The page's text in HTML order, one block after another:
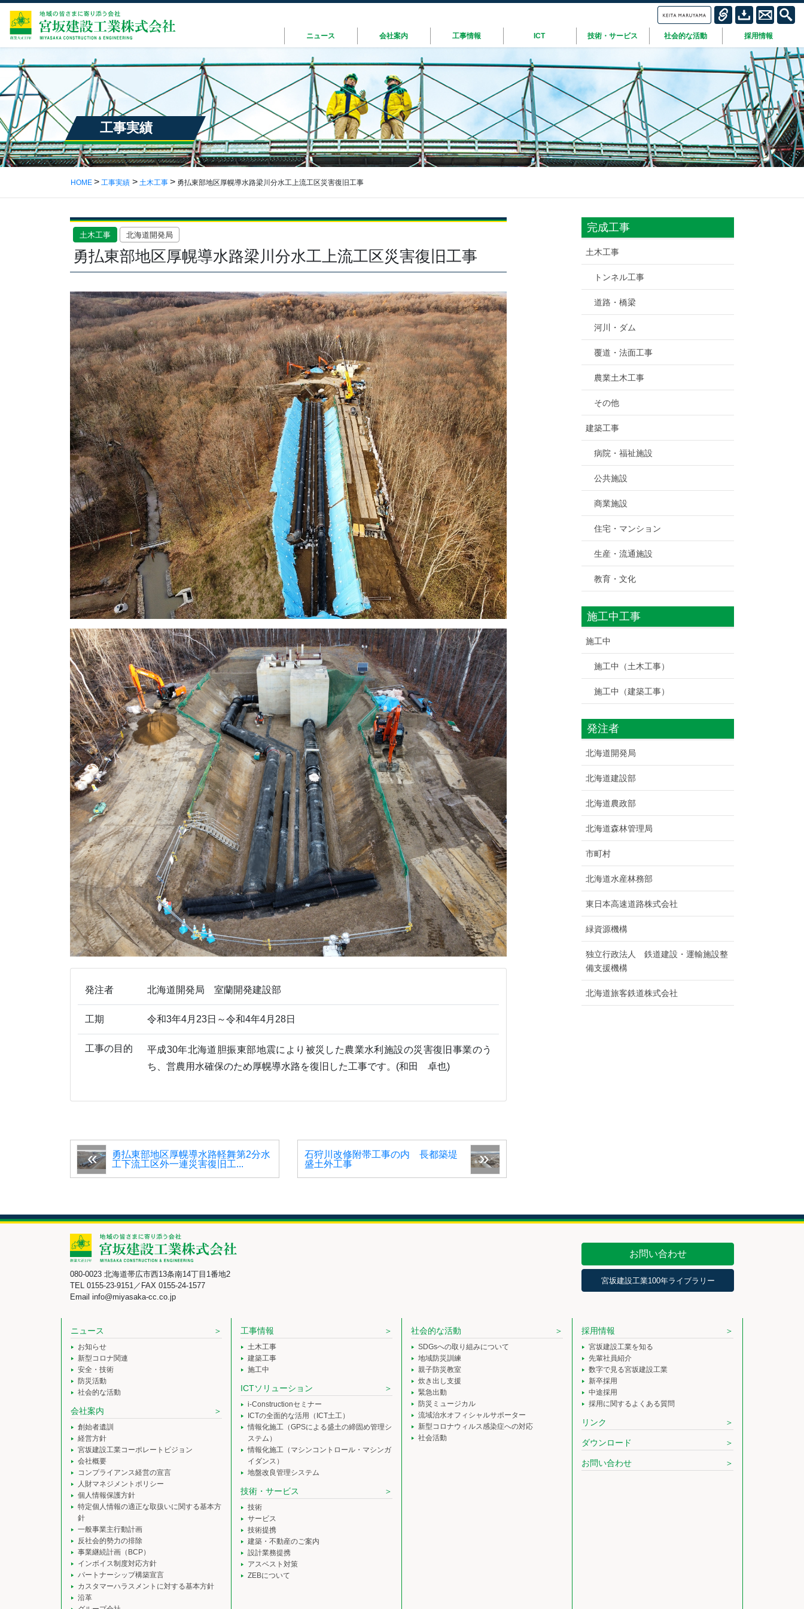
ニュース 会社案内 工事情報 ICT 技術・サービス 社会的な活動 採用情報
工事実績
HOME 工事実績 土木工事 勇払東部地区厚幌導水路梁川分水工上流工区災害復旧工事
土木工事 北海道開発局
勇払東部地区厚幌導水路梁川分水工上流工区災害復旧工事
発注者 北海道開発局 室蘭開発建設部
工期 令和3年4月23日～令和4年4月28日
工事の目的
平成30年北海道胆振東部地震により被災した農業水利施設の災害復旧事業のう
ち、営農用水確保のため厚幌導水路を復旧した工事です。(和田 卓也)
勇払東部地区厚幌導水路軽舞第2分水
工下流工区外一連災害復旧工...
石狩川改修附帯工事の内 長都築堤
盛土外工事
完成工事
土木工事
トンネル工事
道路・橋梁
河川・ダム
覆道・法面工事
農業土木工事
その他
建築工事
病院・福祉施設
公共施設
商業施設
住宅・マンション
生産・流通施設
教育・文化
施工中工事
施工中
施工中（土木工事）
施工中（建築工事）
発注者
北海道開発局
北海道建設部
北海道農政部
北海道森林管理局
市町村
北海道水産林務部
東日本高速道路株式会社
緑資源機構
独立行政法人 鉄道建設・運輸施設整
備支援機構
北海道旅客鉄道株式会社
080-0023 北海道帯広市西13条南14丁目1番地2
TEL 0155-23-9151／FAX 0155-24-1577
Email info@miyasaka-cc.co.jp
お問い合わせ
宮坂建設工業100年ライブラリー
ニュース
お知らせ
新型コロナ関連
安全・技術
防災活動
社会的な活動
会社案内
創始者遺訓
経営方針
宮坂建設工業コーポレートビジョン
会社概要
コンプライアンス経営の宣言
人財マネジメントポリシー
個人情報保護方針
特定個人情報の適正な取扱いに関する基本方
針
一般事業主行動計画
反社会的勢力の排除
事業継続計画（BCP）
インボイス制度対応方針
パートナーシップ構築宣言
カスタマーハラスメントに対する基本方針
沿革
工事情報
土木工事
建築工事
施工中
ICTソリューション
i-Constructionセミナー
ICTの全面的な活用（ICT土工）
情報化施工（GPSによる盛土の締固め管理シ
ステム）
情報化施工（マシンコントロール・マシンガ
イダンス）
地盤改良管理システム
技術・サービス
技術
サービス
技術提携
建築・不動産のご案内
設計業務提携
アスベスト対策
ZEBについて
社会的な活動
SDGsへの取り組みについて
地域防災訓練
親子防災教室
炊き出し支援
緊急出動
防災ミュージカル
流域治水オフィシャルサポーター
新型コロナウィルス感染症への対応
社会活動
採用情報
宮坂建設工業を知る
先輩社員紹介
数字で見る宮坂建設工業
新卒採用
中途採用
採用に関するよくある質問
リンク
ダウンロード
お問い合わせ